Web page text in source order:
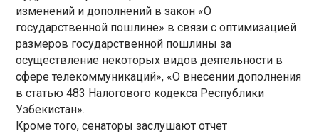
изменений и дополнений в закон «О
государственной пошлине» в связи с оптимизацией
размеров государственной пошлины за
осуществление некоторых видов деятельности в
сфере телекоммуникаций», «О внесении дополнения
в статью 483 Налогового кодекса Республики
Узбекистан».
Кроме того, сенаторы заслушают отчет